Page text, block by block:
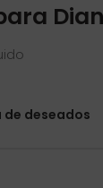
deseados